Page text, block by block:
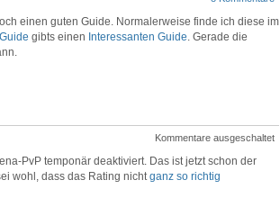
einen guten Guide. Normalerweise finde ich diese im
gibts einen Interessanten Guide. Gerade die
Kommentare ausgeschaltet
PvP temponär deaktiviert. Das ist jetzt schon der
wohl, dass das Rating nichtganz so richtig